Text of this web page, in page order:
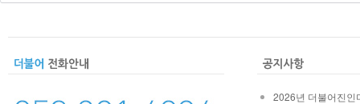
2026년 더불어진인